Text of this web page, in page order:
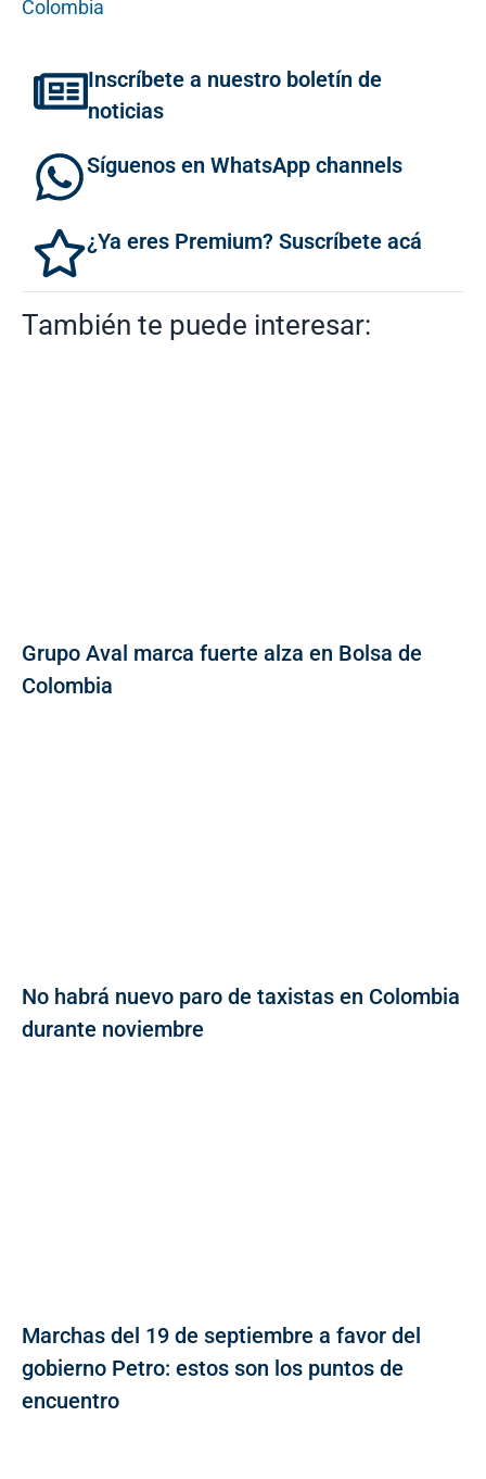
Colombia
Inscríbete a nuestro boletín de
noticias
Síguenos en WhatsApp channels
¿Ya eres Premium? Suscríbete acá
También te puede interesar:
Grupo Aval marca fuerte alza en Bolsa de
Colombia
No habrá nuevo paro de taxistas en Colombia
durante noviembre
Marchas del 19 de septiembre a favor del
gobierno Petro: estos son los puntos de
encuentro